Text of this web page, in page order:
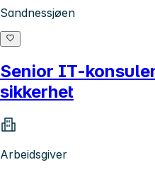
Sandnessjøen
Senior IT-
sikkerhet
Arbeidsgiver